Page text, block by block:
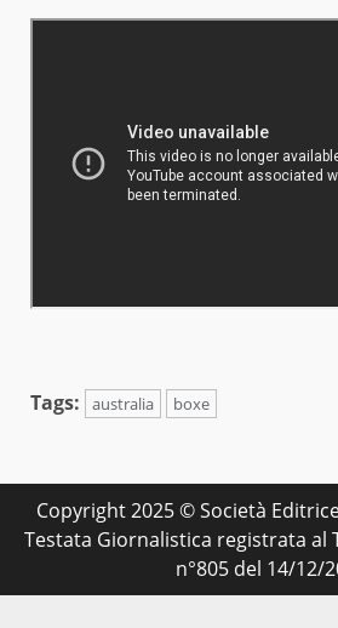
Tags: australia boxe
Copyright 2025 © Società
Testata Giornalistica registrata al
n°805 del 14/12/